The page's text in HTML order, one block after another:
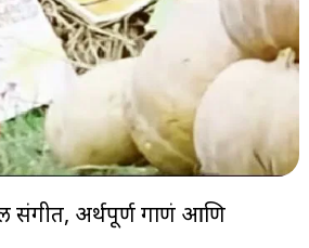
संगीत, अर्थपूर्ण गाणं आणि